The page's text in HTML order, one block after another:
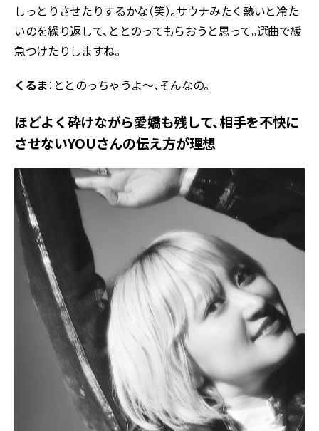
しっとりさせたりするかな（笑）。サウナみたく熱いと冷た
いのを繰り返して、ととのってもらおうと思って。選曲で緩
急つけたりしますね。
くるま：ととのっちゃうよ〜、そんなの。
ほどよく砕けながら愛嬌も残して、相手を不快に
させないYOUさんの伝え方が理想